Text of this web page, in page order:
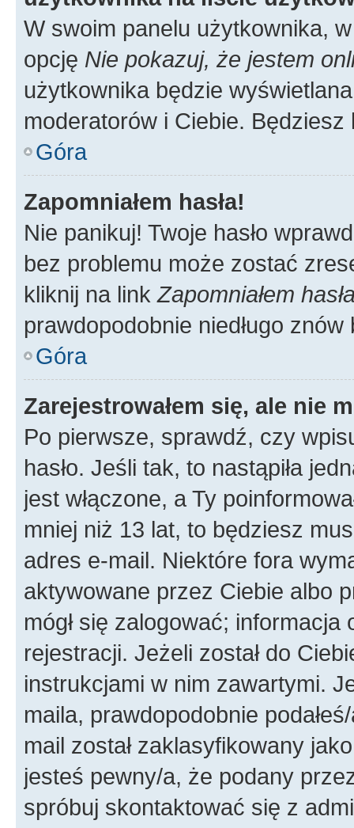
W swoim panelu użytkownika,
opcję Nie pokazuj, że jestem
użytkownika będzie
moderatorów i Ciebie.
Góra
Zapomniałem hasła!
Nie panikuj! Twoje hasło
bez problemu może zostać
kliknij na link Zapomniałem
prawdopodobnie niedługo
Góra
Zarejestrowałem się, ale nie
Po pierwsze, sprawdź, czy
hasło. Jeśli tak, to nastąpiła
jest włączone, a Ty
mniej niż 13 lat, to będziesz
adres e-mail. Niektóre fora
aktywowane przez Ciebie albo
mógł się zalogować;
rejestracji. Jeżeli został do
instrukcjami w nim zawartymi.
maila, prawdopodobnie
mail został zaklasyfikowany
jesteś pewny/a, że podany
spróbuj skontaktować się z